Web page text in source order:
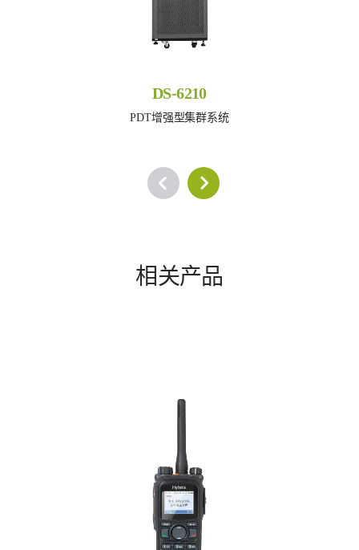
DS-6210
PDT增强型集群系统
相关产品